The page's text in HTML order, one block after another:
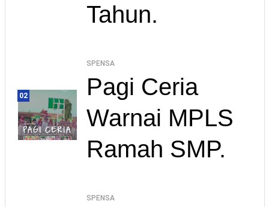
Tahun.
02
SPENSA
Pagi Ceria
Warnai MPLS
Ramah SMP.
SPENSA